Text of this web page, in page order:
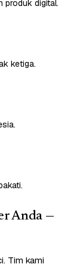
produk digital.
ketiga.
Anda —
Tim kami